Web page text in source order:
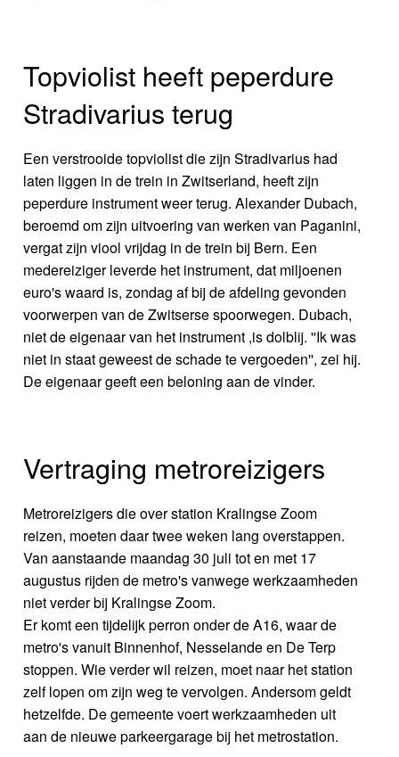
Topviolist heeft peperdure
Stradivarius terug
Een verstrooide topviolist die zijn Stradivarius had
laten liggen in de trein in Zwitserland, heeft zijn
peperdure instrument weer terug. Alexander Dubach,
beroemd om zijn uitvoering van werken van Paganini,
vergat zijn viool vrijdag in de trein bij Bern. Een
medereiziger leverde het instrument, dat miljoenen
euro's waard is, zondag af bij de afdeling gevonden
voorwerpen van de Zwitserse spoorwegen. Dubach,
niet de eigenaar van het instrument ,is dolblij. ''Ik was
niet in staat geweest de schade te vergoeden'', zei hij.
De eigenaar geeft een beloning aan de vinder.
Vertraging metroreizigers
Metroreizigers die over station Kralingse Zoom
reizen, moeten daar twee weken lang overstappen.
Van aanstaande maandag 30 juli tot en met 17
augustus rijden de metro's vanwege werkzaamheden
niet verder bij Kralingse Zoom.
Er komt een tijdelijk perron onder de A16, waar de
metro's vanuit Binnenhof, Nesselande en De Terp
stoppen. Wie verder wil reizen, moet naar het station
zelf lopen om zijn weg te vervolgen. Andersom geldt
hetzelfde. De gemeente voert werkzaamheden uit
aan de nieuwe parkeergarage bij het metrostation.